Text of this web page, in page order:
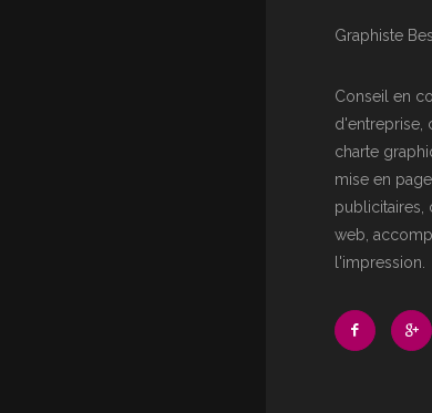
Graphiste
Conseil en
d'entreprise,
charte
mise en
publicitaires,
web,
l'impression.